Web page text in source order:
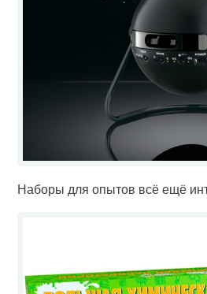
Наборы для опытов всё ещё